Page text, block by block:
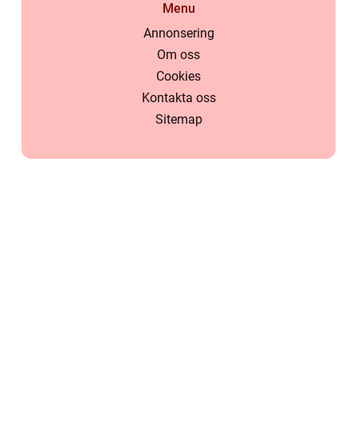
Menu
Annonsering
Om oss
Cookies
Kontakta oss
Sitemap